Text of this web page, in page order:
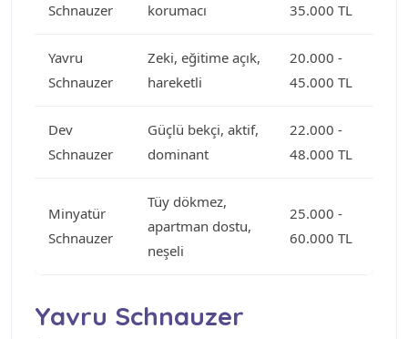
Schnauzer
korumacı
35.000 TL
Yavru
Schnauzer
Zeki, eğitime açık,
hareketli
20.000 -
45.000 TL
Dev
Schnauzer
Güçlü bekçi, aktif,
dominant
22.000 -
48.000 TL
Minyatür
Schnauzer
Tüy dökmez,
apartman dostu,
neşeli
25.000 -
60.000 TL
Yavru Schnauzer